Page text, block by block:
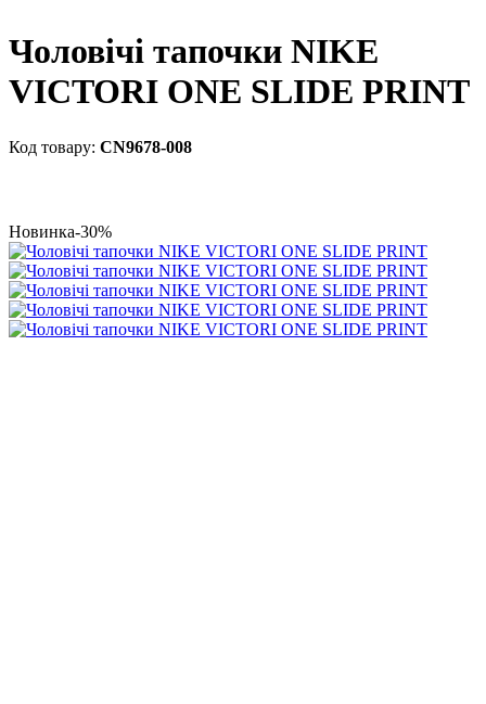
Чоловічі тапочки NIKE
VICTORI ONE SLIDE PRINT
CN9678-008
Новинка-30%